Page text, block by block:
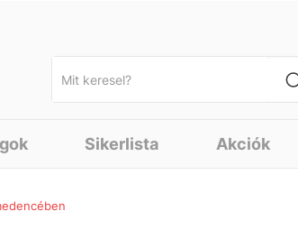
Sikerlista Akciók